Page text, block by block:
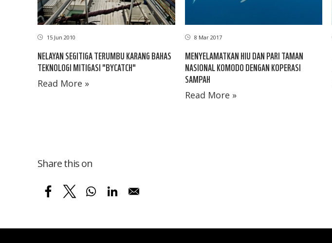
15 Jun 2010
NELAYAN SEGITIGA TERUMBU KARANG BAHAS
TEKNOLOGI MITIGASI "BYCATCH"
Read More »
8 Mar 2017
MENYELAMATKAN HIU DAN PARI TAMAN
NASIONAL KOMODO DENGAN KOPERASI
SAMPAH
Read More »
Share this on